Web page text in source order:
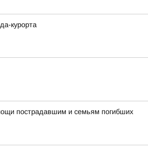
курорта
пострадавшим и семьям погибших